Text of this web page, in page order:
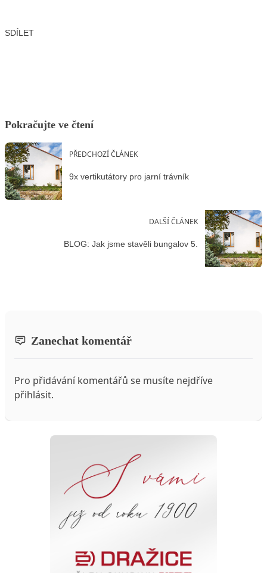
SDÍLET
Pokračujte ve čtení
PŘEDCHOZÍ ČLÁNEK
9x vertikutátory pro jarní trávník
DALŠÍ ČLÁNEK
BLOG: Jak jsme stavěli bungalov 5.
Zanechat komentář
Pro přidávání komentářů se musíte nejdříve
přihlásit.